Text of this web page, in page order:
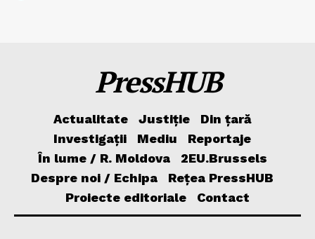
PressHUB
Actualitate Justiție
Din țară
Investigații
Mediu
Reportaje
În lume / R. Moldova
2EU.Brussels
Despre noi / Echipa
Rețea PressHUB
Proiecte editoriale
Contact